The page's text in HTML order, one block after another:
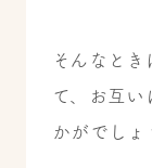
そんなと
て、お互い
かがでしょ